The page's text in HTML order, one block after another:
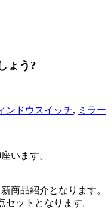
ょう?
ンドウスイッチ, ミラー
います。
商品紹介となります。
ットとなります。